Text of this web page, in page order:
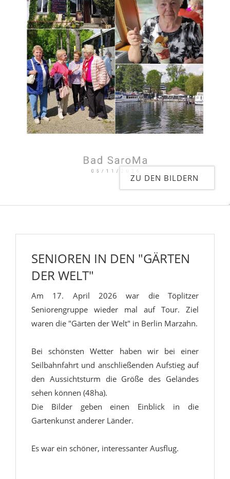
ZU DEN BILDERN
SENIOREN IN DEN "GÄRTEN
DER WELT"
Am 17. April 2026 war die Töplitzer
Seniorengruppe wieder mal auf Tour. Ziel
waren die "Gärten der Welt" in Berlin Marzahn.
Bei schönsten Wetter haben wir bei einer
Seilbahnfahrt und anschließenden Aufstieg auf
den Aussichtsturm die Größe des Geländes
sehen können (48ha).
Die Bilder geben einen Einblick in die
Gartenkunst anderer Länder.
Es war ein schöner, interessanter Ausflug.